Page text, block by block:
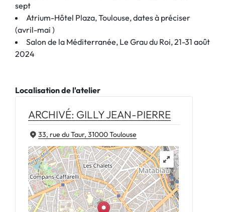
sept
Atrium-Hôtel Plaza, Toulouse, dates à préciser
(avril-mai )
Salon de la Méditerranée, Le Grau du Roi, 21-31 août
2024
Localisation de l'atelier
ARCHIVÉ: GILLY JEAN-PIERRE
33, rue du Taur, 31000 Toulouse